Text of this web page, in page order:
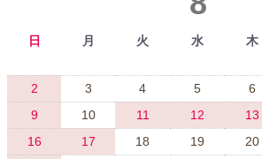
日 月 火 水 木
2
3 4 5 6
9
10 11 12 13
16
17 18 19 20